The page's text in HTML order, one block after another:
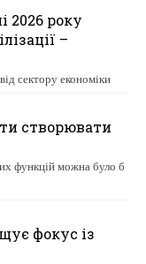
2026 року
–
сектору економіки
створювати
функцій можна було б
фокус із